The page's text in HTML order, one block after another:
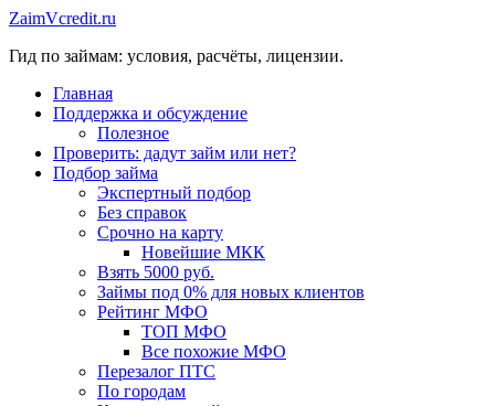
Перейти
содержимому
ZaimVcredit.ru
Гид по займам: условия, расчёты, лицензии.
Главная
Поддержка и обсуждение
Полезное
Проверить: дадут займ или нет?
Подбор займа
Экспертный подбор
Без справок
Срочно на карту
Новейшие МКК
Взять 5000 руб.
Займы под 0% для новых клиентов
Рейтинг МФО
ТОП МФО
Все похожие МФО
Перезалог ПТС
По городам